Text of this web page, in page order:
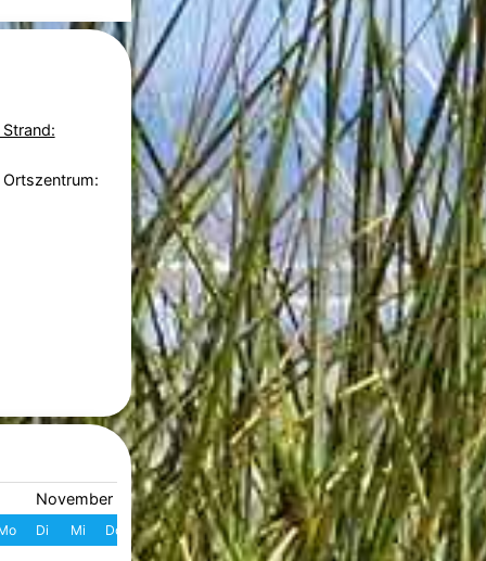
November 2026
Di Mi Do Fr Sa So
Dezember 2026
W Mo Di Mi Do Fr